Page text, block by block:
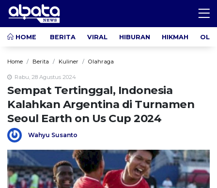
HOME BERITA VIRAL HIBURAN HIKMAH
Home Berita Kuliner Olahraga
Rabu, 28 Agustus 2024
Sempat Tertinggal, Indonesia
Kalahkan Argentina di Turnamen
Seoul Earth on Us Cup 2024
Wahyu Susanto